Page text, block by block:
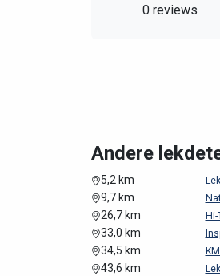
0 reviews
Andere
5,2 km
9,7 km
26,7 km
33,0 km
34,5 km
43,6 km